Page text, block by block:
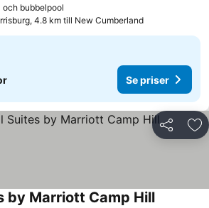
och bubbelpool
4.8 km till New Cumberland
Se priser
Dela
by Marriott Camp Hill